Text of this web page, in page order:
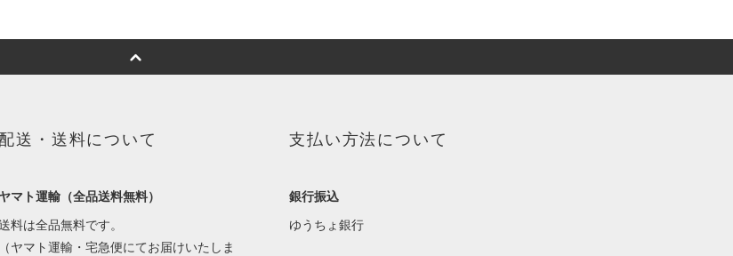
送・送料について
ヤマト運輸（全品送料無料）
料は全品無料です。
（ヤマト運輸・宅急便にてお届けいたしま
支払い方法について
銀行振込
ゆうちょ銀行